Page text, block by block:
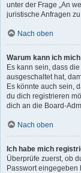
unter der Frage „An
juristische Anfragen
Nach oben
Warum kann ich
Es kann sein, dass
ausgeschaltet hat,
Es könnte auch sein,
du dich registrieren
dich an die Board-
Nach oben
Ich habe mich
Überprüfe zuerst, ob
Passwort eingegeben